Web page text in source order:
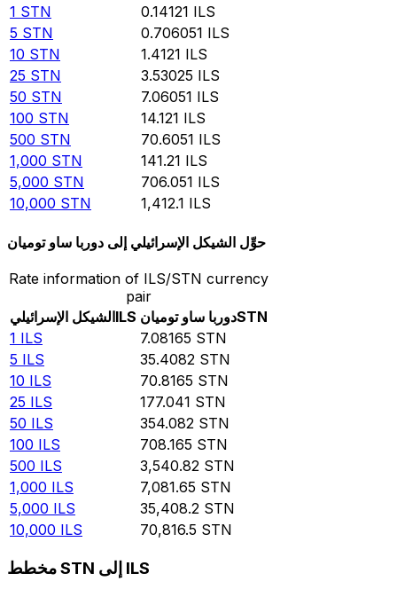
1 STN 0.14121 ILS
5 STN 0.706051 ILS
10 STN 1.4121 ILS
25 STN 3.53025 ILS
50 STN 7.06051 ILS
100 STN 14.121 ILS
500 STN 70.6051 ILS
1,000 STN 141.21 ILS
5,000 STN 706.051 ILS
10,000 STN 1,412.1 ILS
حوِّل الشيكل الإسرائيلي إلى دوربا ساو توميان
Rate information of ILS/STN currency
pair
الشيكل الإسرائيليILS دوربا ساو توميانSTN
1 ILS 7.08165 STN
5 ILS 35.4082 STN
10 ILS 70.8165 STN
25 ILS 177.041 STN
50 ILS 354.082 STN
100 ILS 708.165 STN
500 ILS 3,540.82 STN
1,000 ILS 7,081.65 STN
5,000 ILS 35,408.2 STN
10,000 ILS 70,816.5 STN
مخطط STN إلى ILS